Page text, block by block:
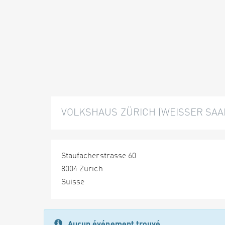
VOLKSHAUS ZÜRICH (WEISSER
Staufacherstrasse 60
8004 Zürich
Suisse